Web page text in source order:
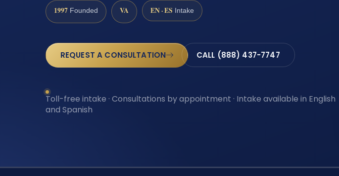
1997 Founded VA EN · ES Intake
REQUEST A CONSULTATION CALL (888) 437-7747
Toll-free intake · Consultations by appointment · Intake available in English
and Spanish